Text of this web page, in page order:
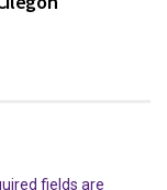
fields are